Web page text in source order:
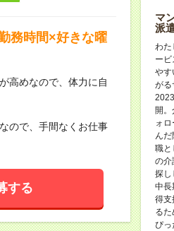
務時間×好きな曜
高めなので、体力に自
ので、手間なくお仕事
する
マ
派
わ
ー
やす
がる
開。
ォ
ん
職と
の介
探し
中長
得支
るた
ぴっ